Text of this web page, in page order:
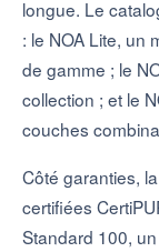
longue. Le
: le NOA Lite, un
de gamme ; le
collection ; et le
couches
Côté garanties,
certifiées
Standard 100,